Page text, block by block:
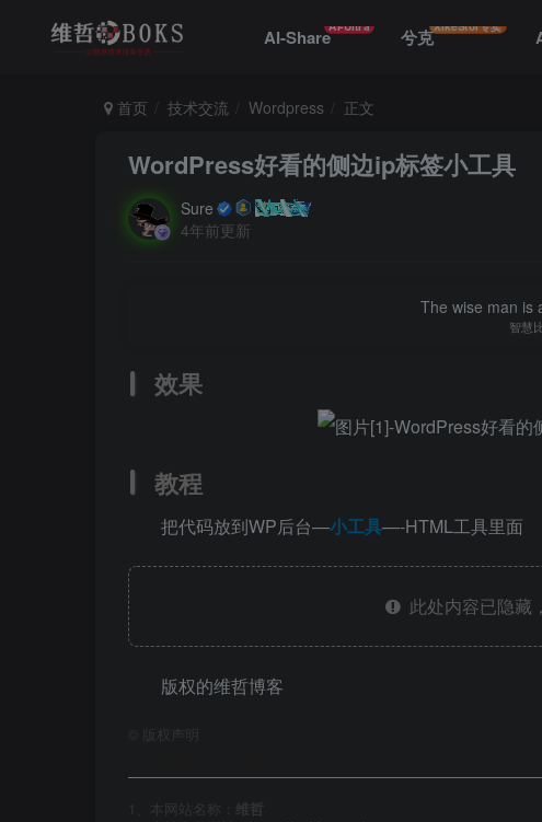
AI-ShareAI-Ultra 兮克XikeStor专卖
首页 技术交流 Wordpress 正文
WordPress好看的侧边ip标签小工具
Sure
4年前更新
The wise man is
智慧
效果
教程
把代码放到WP后台—小工具—-HTML工具里面
此处内容已隐藏
版权的维哲博客
版权声明
1、本网站名称： 维哲